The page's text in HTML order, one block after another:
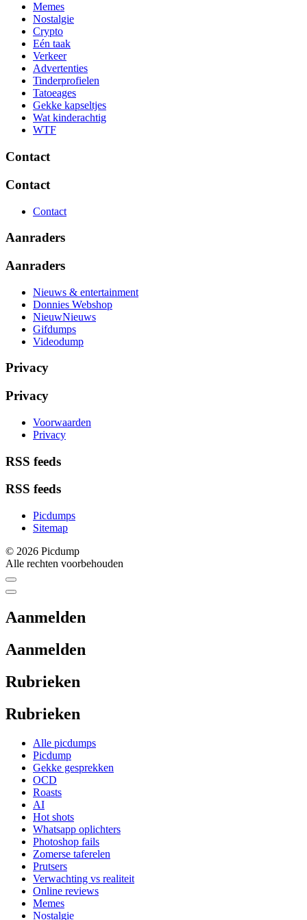
Memes
Nostalgie
Crypto
Eén taak
Verkeer
Advertenties
Tinderprofielen
Tatoeages
Gekke kapseltjes
Wat kinderachtig
WTF
Contact
Contact
Contact
Aanraders
Aanraders
Nieuws & entertainment
Donnies Webshop
NieuwNieuws
Gifdumps
Videodump
Privacy
Privacy
Voorwaarden
Privacy
RSS feeds
RSS feeds
Picdumps
Sitemap
© 2026 Picdump
Alle rechten voorbehouden
Aanmelden
Aanmelden
Rubrieken
Rubrieken
Alle picdumps
Picdump
Gekke gesprekken
OCD
Roasts
AI
Hot shots
Whatsapp oplichters
Photoshop fails
Zomerse taferelen
Prutsers
Verwachting vs realiteit
Online reviews
Memes
Nostalgie